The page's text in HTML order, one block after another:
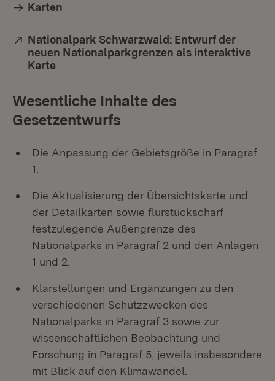
Karten
Extern:
Nationalpark Schwarzwald: Entwurf der
neuen Nationalparkgrenzen als interaktive
Karte
Wesentliche Inhalte des
Gesetzentwurfs
Die Anpassung der Gebietsgröße in Paragraf
1.
Die Aktualisierung der Übersichtskarte und
der Detailkarten sowie flurstückscharf
festzulegende Außengrenze des
Nationalparks in Paragraf 2 und den Anlagen
1 und 2.
Klarstellungen und Ergänzungen zu den
verschiedenen Schutzzwecken des
Nationalparks in Paragraf 3 sowie zur
wissenschaftlichen Beobachtung und
Forschung in Paragraf 5, jeweils insbesondere
mit Blick auf den Klimawandel.